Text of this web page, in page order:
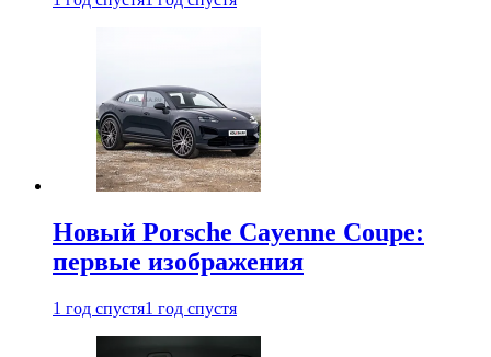
Новый Porsche Cayenne Coupe:
первые изображения
1 год спустя1 год спустя